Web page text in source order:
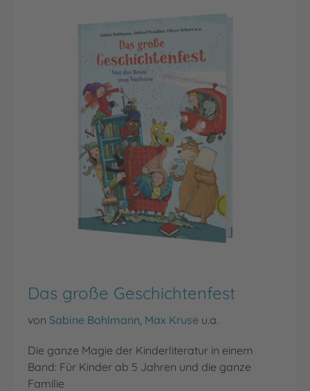
Das große Geschichtenfest
von Sabine Bohlmann Max Kruse u.a.
Die ganze Magie der Kinderliteratur in einem
Band: Für Kinder ab 5 Jahren und die ganze
Familie